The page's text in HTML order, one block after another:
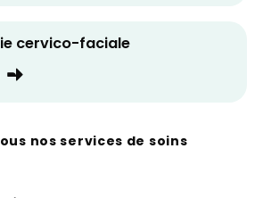
cervico-faciale
nos services de soins